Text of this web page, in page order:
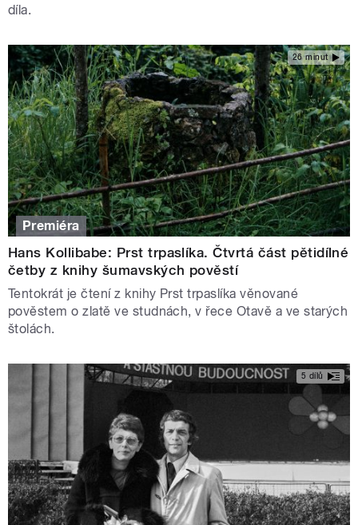
díla.
26 minut
Premiéra
Hans Kollibabe: Prst trpaslíka. Čtvrtá část pětidílné
četby z knihy šumavských pověstí
Tentokrát je čtení z knihy Prst trpaslíka věnované
pověstem o zlatě ve studnách, v řece Otavě a ve starých
štolách.
5 dílů